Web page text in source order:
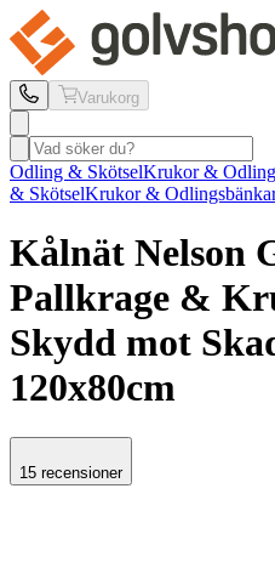
Varukorg
Odling & SkötselKrukor &
& SkötselKrukor &
Kålnät Nelson
Pallkrage &
Skydd mot
120x80cm
15 recensioner